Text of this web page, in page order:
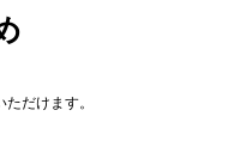
だけます。